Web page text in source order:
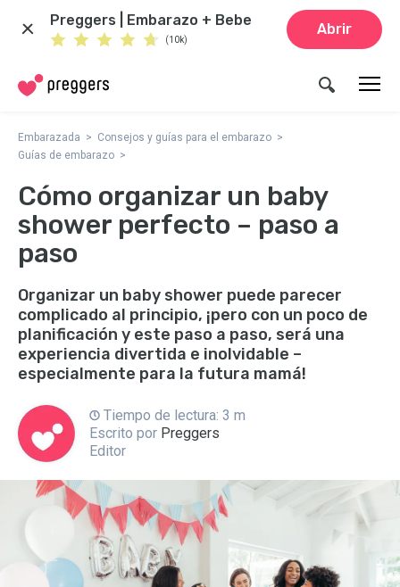
Preggers | Embarazo + Bebe
(10k)
Abrir
Embarazada
Consejos y guías para el embarazo
Guías de embarazo
Cómo organizar un baby
shower perfecto – paso a
paso
Organizar un baby shower puede parecer
complicado al principio, ¡pero con un poco de
planificación y este paso a paso, será una
experiencia divertida e inolvidable –
especialmente para la futura mamá!
Tiempo de lectura: 3 m
Escrito por Preggers
Editor